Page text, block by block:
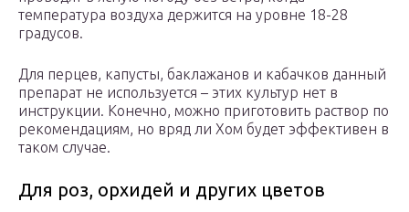
температура воздуха держится на уровне 18-28
градусов.
Для перцев, капусты, баклажанов и кабачков данный
препарат не используется – этих культур нет в
инструкции. Конечно, можно приготовить раствор по
рекомендациям, но вряд ли Хом будет эффективен в
таком случае.
Для роз, орхидей и других цветов